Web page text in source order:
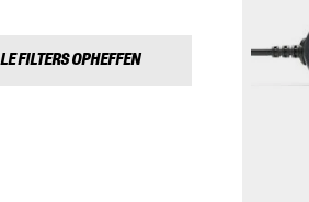
FILTERS OPHEFFEN